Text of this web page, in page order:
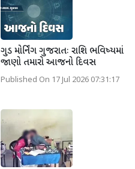
ગુડ મોર્નિંગ ગુજરાતઃ રાશિ ભવિષ્યમાં
જાણો તમારો આજનો દિવસ
Published On 17 Jul 2026 07:31:17